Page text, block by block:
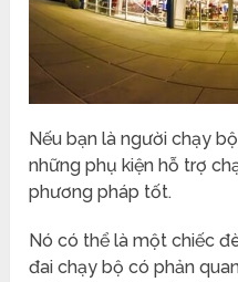
Nếu bạn là người chạy
những phụ kiện hỗ trợ
phương pháp tốt.
Nó có thể là một chiếc
đai chạy bộ có phản